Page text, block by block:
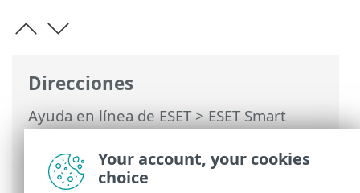
Direcciones
Ayuda en línea de ESET>ESET Smart
Security Premium>Documentos legales
> Programa de mejora de la experiencia
de los clientes
Your account, your cookies
choice